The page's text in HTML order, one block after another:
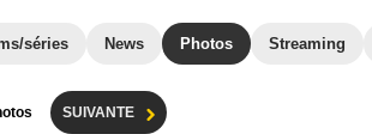
séries News Photos Streaming
SUIVANTE